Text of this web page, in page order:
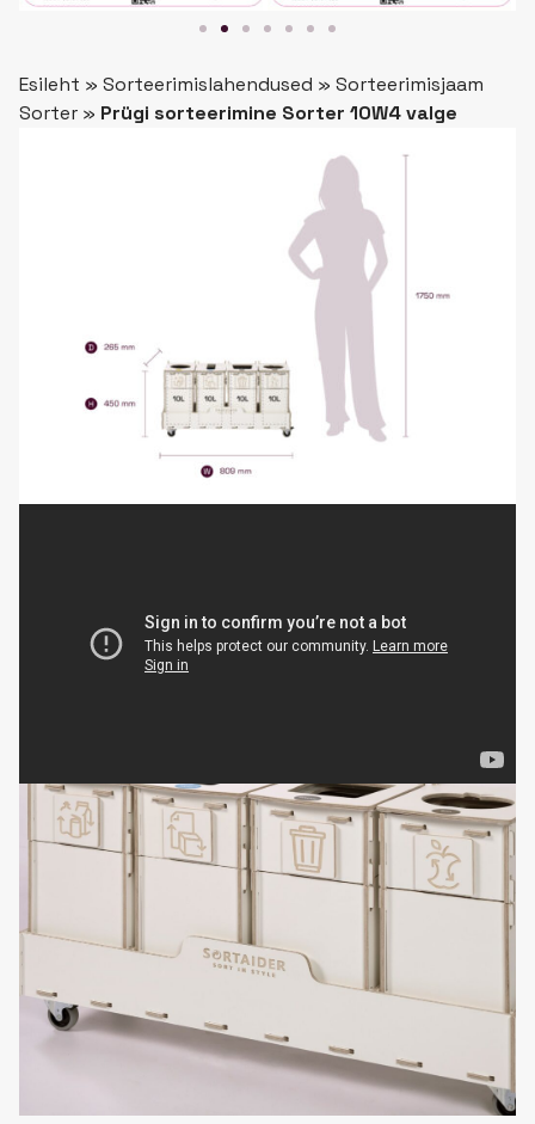
Esileht » Sorteerimislahendused » Sorteerimisjaam
Sorter » Prügi sorteerimine Sorter 10W4 valge